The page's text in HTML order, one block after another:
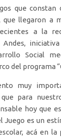
que constan
llegaron a
a la
Andes,
Social
del programa
muy
para
hoy que
Juego es un
acá en la